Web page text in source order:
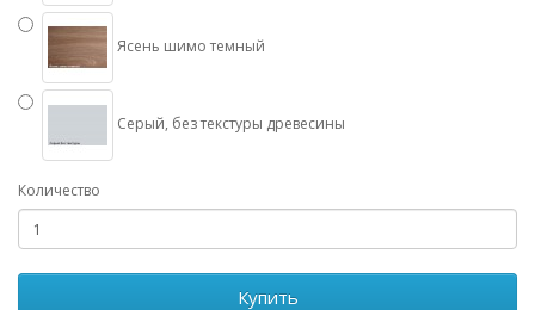
Ясень шимо темный
Серый, без текстуры древесины
Количество
Купить